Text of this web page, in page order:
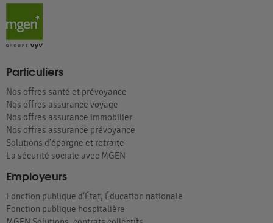
Particuliers
Nos offres santé et prévoyance
Nos offres assurance voyage
Nos offres assurance immobilier
Nos offres assurance prévoyance
Solutions d’épargne et retraite
La sécurité sociale avec MGEN
Employeurs
Fonction publique d'État, Éducation nationale
Fonction publique hospitalière